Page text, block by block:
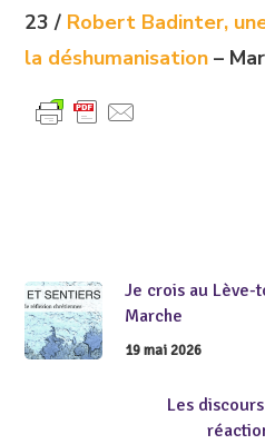
23 / Robert Badinter,
la déshumanisation –
Je crois au Lève-
Marche
19 mai 2026
Les